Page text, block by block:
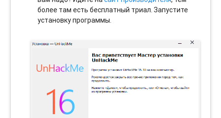
более там есть бесплатный триал. Запустите
установку программы.